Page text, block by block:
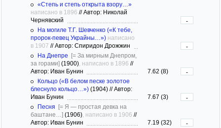
«Степь и степь открыта взору…»
написано в 1896 //Автор: Николай
Чернявский
-
На могиле Т.Г. Шевченко («К тебе,
пророк-певец Украйны…») написано
в 1907 //Автор: Спиридон Дрожжин
-
На Днепре [= За мирным Днепром,
за горами] (1900) , написано в 1896 //
Автор: Иван Бунин
7.62 (8)
-
Кольцо («В белом песке золотое
блеснуло кольцо…») (1904) //Автор:
Иван Бунин
7.67 (3)
-
Песня [= Я — простая девка на
баштане…] (1906) , написано в 1906 //
Автор: Иван Бунин
7.19 (32)
-